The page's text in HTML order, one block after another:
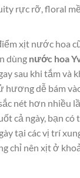
rực rỡ, floral
xịt nước hoa
dùng nước hoa
sau khi tắm và
hương dễ bám
nét hơn nhiều
cả ngày, bạn
tại các vị trí
chỉ nên xịt ở